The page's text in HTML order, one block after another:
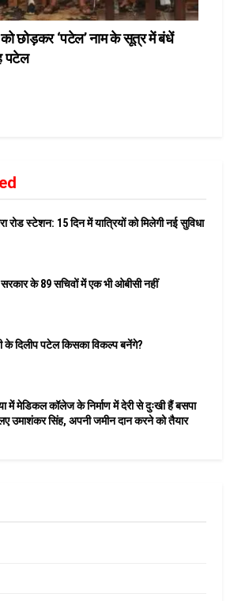
को छोड़कर ‘पटेल’ नाम के सूत्र में बंधें
पटेल
रोड स्टेशन: 15 दिन में यात्रियों को मिलेगी नई सुविधा
सरकार के 89 सचिवों में एक भी ओबीसी नहीं
के दिलीप पटेल किसका विकल्प बनेंगे?
में मेडिकल कॉलेज के निर्माण में देरी से दुःखी हैं बसपा
उमाशंकर सिंह, अपनी जमीन दान करने को तैयार